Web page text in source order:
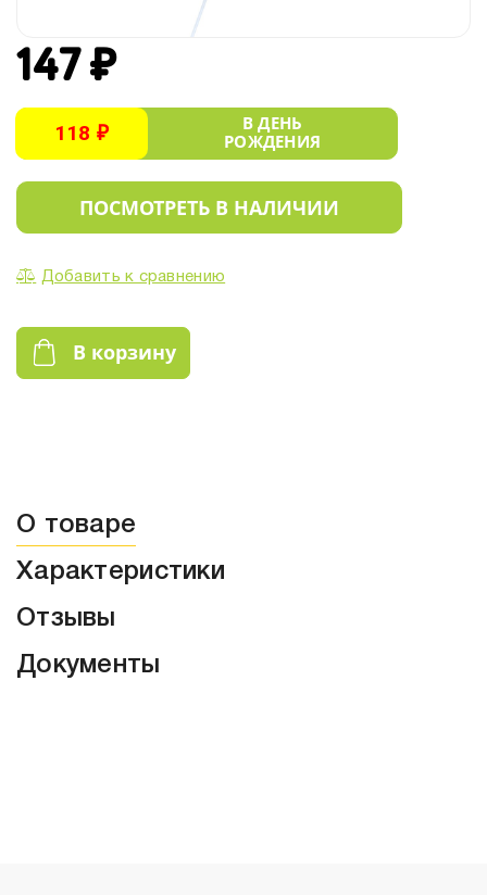
147 ₽
118 ₽
В ДЕНЬ
РОЖДЕНИЯ
ПОСМОТРЕТЬ В НАЛИЧИИ
Добавить к сравнению
В корзину
О товаре
Характеристики
Отзывы
Документы